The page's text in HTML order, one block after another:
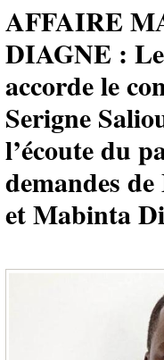
AFFAIRE
DIAGNE :
accorde le
Serigne
l’écoute du
demandes
et Mabinta